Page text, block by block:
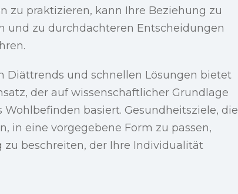
zu praktizieren, kann Ihre Beziehung zu
und zu durchdachteren Entscheidungen
und schnellen Lösungen bietet
der auf wissenschaftlicher Grundlage
basiert. Gesundheitsziele, die
in eine vorgegebene Form zu passen,
beschreiten, der Ihre Individualität